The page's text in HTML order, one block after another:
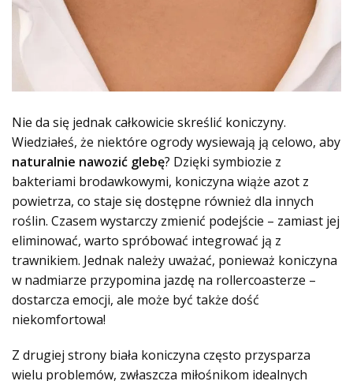
Nie da się jednak całkowicie skreślić koniczyny.
Wiedziałeś, że niektóre ogrody wysiewają ją celowo, aby
naturalnie nawozić glebę? Dzięki symbiozie z
bakteriami brodawkowymi, koniczyna wiąże azot z
powietrza, co staje się dostępne również dla innych
roślin. Czasem wystarczy zmienić podejście – zamiast jej
eliminować, warto spróbować integrować ją z
trawnikiem. Jednak należy uważać, ponieważ koniczyna
w nadmiarze przypomina jazdę na rollercoasterze –
dostarcza emocji, ale może być także dość
niekomfortowa!
Z drugiej strony biała koniczyna często przysparza
wielu problemów, zwłaszcza miłośnikom idealnych